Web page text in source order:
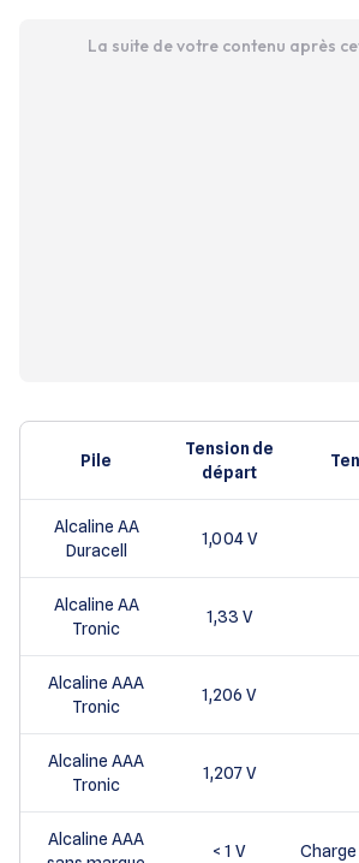
La suite de votre contenu après
Pile
Tension de
départ
Alcaline AA
Duracell
1,004 V
Alcaline AA
Tronic
1,33 V
Alcaline AAA
Tronic
1,206 V
Alcaline AAA
Tronic
1,207 V
Alcaline AAA
< 1 V